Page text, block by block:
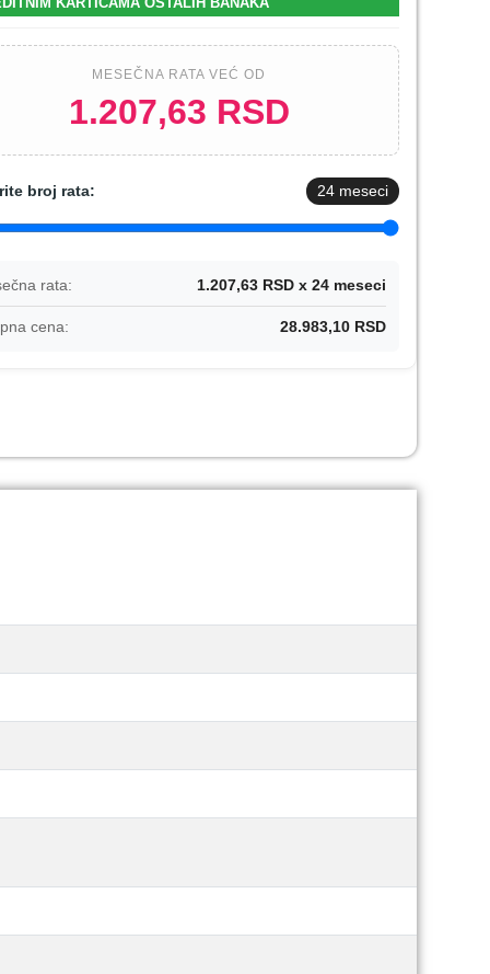
MESEČNA RATA VEĆ OD
1.207,63 RSD
broj rata: 24meseci
rata: 1.207,63 RSD x 24 meseci
cena: 28.983,10 RSD